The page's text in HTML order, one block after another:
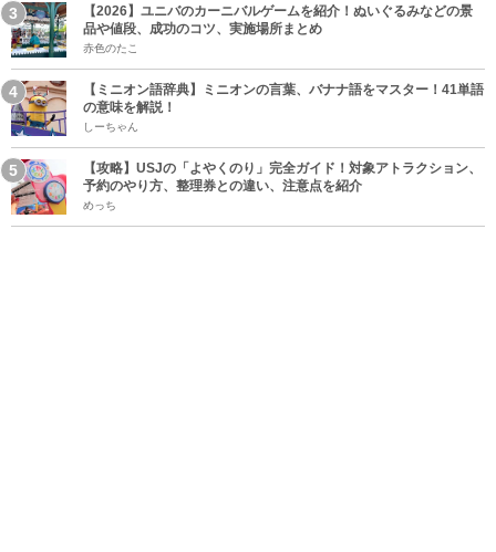
【2026】ユニバのカーニバルゲームを紹介！ぬいぐるみなどの景
品や値段、成功のコツ、実施場所まとめ
赤色のたこ
【ミニオン語辞典】ミニオンの言葉、バナナ語をマスター！41単語
の意味を解説！
しーちゃん
【攻略】USJの「よやくのり」完全ガイド！対象アトラクション、
予約のやり方、整理券との違い、注意点を紹介
めっち